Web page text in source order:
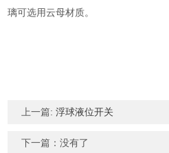
璃可选用云母材质。
上一篇:浮球液位开关
下一篇：没有了